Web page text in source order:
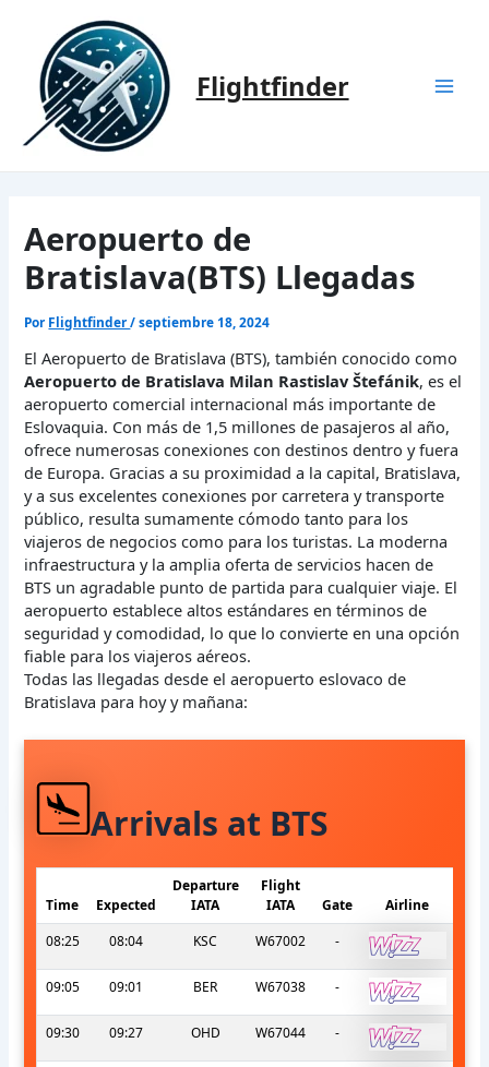
contenido
Flightfinder
Aeropuerto de
Bratislava(BTS) Llegadas
Por Flightfinder/septiembre 18, 2024
El Aeropuerto de Bratislava (BTS), también conocido como
Aeropuerto de Bratislava Milan Rastislav Štefánik, es el
aeropuerto comercial internacional más importante de
Eslovaquia. Con más de 1,5 millones de pasajeros al año,
ofrece numerosas conexiones con destinos dentro y fuera
de Europa. Gracias a su proximidad a la capital, Bratislava,
y a sus excelentes conexiones por carretera y transporte
público, resulta sumamente cómodo tanto para los
viajeros de negocios como para los turistas. La moderna
infraestructura y la amplia oferta de servicios hacen de
BTS un agradable punto de partida para cualquier viaje. El
aeropuerto establece altos estándares en términos de
seguridad y comodidad, lo que lo convierte en una opción
fiable para los viajeros aéreos.
Todas las llegadas desde el aeropuerto eslovaco de
Bratislava para hoy y mañana:
Arrivals at BTS
Time Expected
Departure
IATA
Flight
IATA
Gate
Airline
08:25
08:04 KSC W67002 -
09:05 09:01 BER W67038 -
09:30 09:27 OHD W67044 -